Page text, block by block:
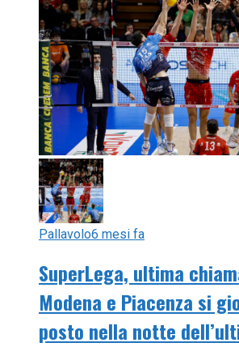
Pallavolo6 mesi fa
SuperLega, ultima
Modena e Piacenza si
posto nella notte